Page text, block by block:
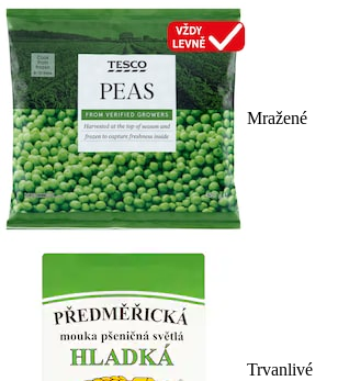
Mražené
Trvanlivé